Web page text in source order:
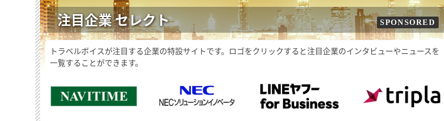
注目企業 セレクト SPONSORED
トラベルボイスが注目する企業の特設サイトです。ロゴをクリックすると注目企業のインタビューやニュースを
一覧することができます。